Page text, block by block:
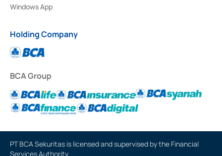
Windows App
Holding Company
BCA Group
PT BCA Sekuritas is licensed and supervised by the Financial
Services Authority